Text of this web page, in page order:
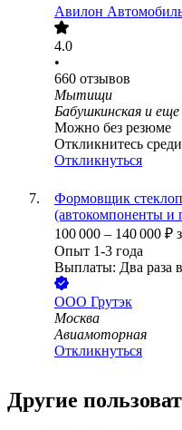
Авилон
4.0
•
660 отзывов
Мытищи
Бабушкинская и еще
Можно без резюме
Откликнитесь
Откликнуться
Формовщик
(автокомпоненты и
100 000 – 140 000 ₽
Опыт 1-3 года
Выплаты: Два раза
ООО Грутэк
Москва
Авиамоторная
Откликнуться
Другие